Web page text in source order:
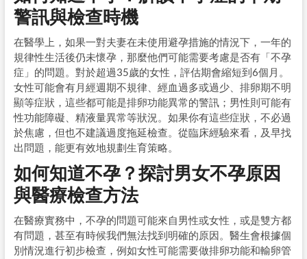
警訊與檢查時機
在醫學上，如果一對夫妻在未使用避孕措施的情況下，一年的
規律性生活後仍未懷孕，那麼他們可能需要考慮是否有「不孕
症」的問題。對於超過35歲的女性，評估期會縮短到6個月。
女性可能會有月經週期不規律、經血過多或過少、排卵期不明
顯等症狀，這些都可能是排卵功能異常的警訊；男性則可能有
性功能障礙、精液量異常等狀況。如果你有這些症狀，不必過
於焦慮，但也不建議過度拖延檢查。從臨床經驗來看，及早找
出問題，能更有效地規劃生育策略。
如何知道不孕？探討男女不孕原因
與醫療檢查方法
在醫療實務中，不孕的問題可能來自男性或女性，或是雙方都
有問題，甚至有時候我們無法找到明確的原因。醫生會根據個
別情況進行初步檢查，例如女性可能需要做排卵功能和輸卵管